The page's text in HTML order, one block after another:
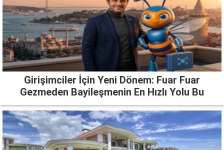
Girişimciler İçin Yeni Dönem: Fuar Fuar
Gezmeden Bayileşmenin En Hızlı Yolu Bu